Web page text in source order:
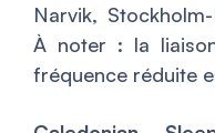
Narvik,
À noter : la
fréquence réduite